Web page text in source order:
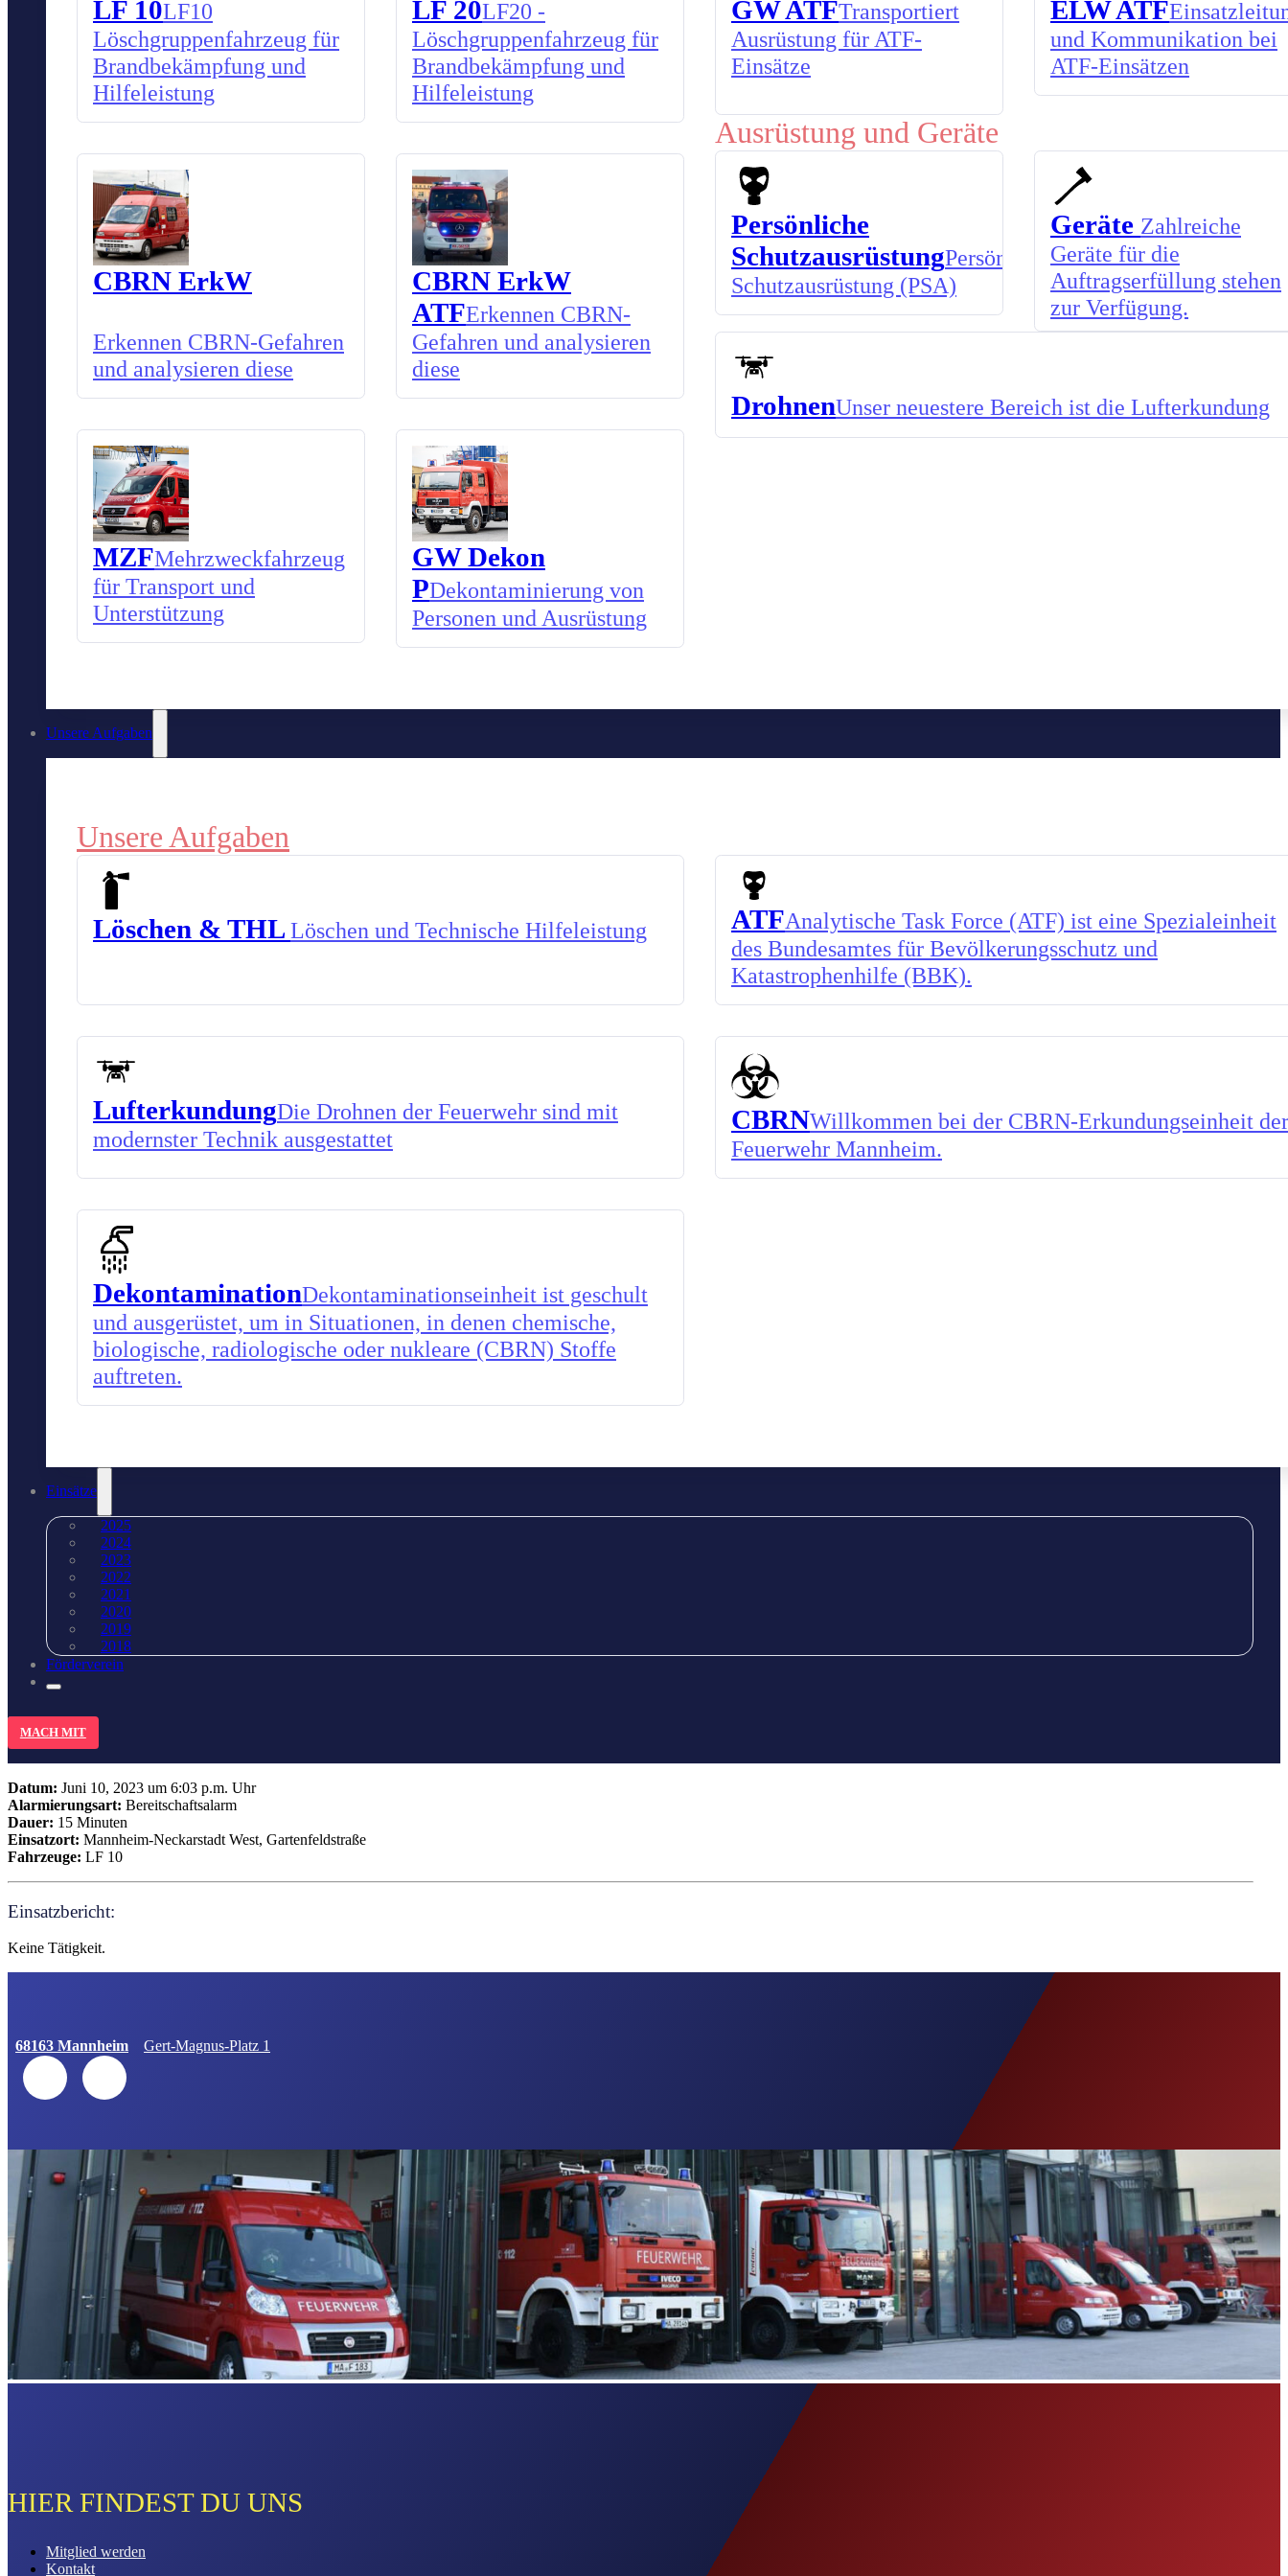
LF 10LF10
Löschgruppenfahrzeug für
Brandbekämpfung und
Hilfeleistung
LF 20LF20 -
Löschgruppenfahrzeug für
Brandbekämpfung und
Hilfeleistung
CBRN ErkW
Erkennen CBRN-Gefahren
und analysieren diese
CBRN ErkW
ATFErkennen CBRN-
Gefahren und analysieren
diese
MZFMehrzweckfahrzeug
für Transport und
Unterstützung
GW Dekon
PDekontaminierung von
Personen und Ausrüstung
GW ATFTransportiert
Ausrüstung für ATF-
Einsätze
ELW ATF
und Kommunikation bei
ATF-Einsätzen
Ausrüstung und Geräte
Persönliche
SchutzausrüstungPersönliche
Schutzausrüstung (PSA)
Geräte Zahlreiche
Geräte für die
Auftragserfüllung stehen
zur Verfügung.
DrohnenUnser neuestere Bereich ist die Lufterkundung
Unsere Aufgaben
Unsere Aufgaben
Löschen & THL Löschen und Technische Hilfeleistung ATFAnalytische Task Force (ATF) ist eine Spezialeinheit
des Bundesamtes für Bevölkerungsschutz und
Katastrophenhilfe (BBK).
LufterkundungDie Drohnen der Feuerwehr sind mit
modernster Technik ausgestattet
CBRNWillkommen bei der CBRN-Erkundungseinheit der
Feuerwehr Mannheim.
DekontaminationDekontaminationseinheit ist geschult
und ausgerüstet, um in Situationen, in denen chemische,
biologische, radiologische oder nukleare (CBRN) Stoffe
auftreten.
Einsätze
2025
2024
2023
2022
2021
2020
2019
2018
Förderverein
MACH MIT
Datum: Juni 10, 2023 um 6:03 p.m. Uhr
Alarmierungsart: Bereitschaftsalarm
Dauer: 15 Minuten
Einsatzort: Mannheim-Neckarstadt West, Gartenfeldstraße
Fahrzeuge: LF 10
Einsatzbericht:
Keine Tätigkeit.
68163 Mannheim Gert-Magnus-Platz 1
HIER FINDEST DU UNS
Mitglied werden
Kontakt